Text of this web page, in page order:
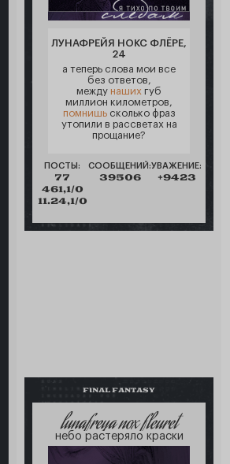
ЛУНАФРЕЙЯ НОКС ФЛЁРЕ,
24
а теперь слова мои все
без ответов,
между наших губ
миллион километров,
помнишьсколько фраз
утопили в рассветах на
прощание?
ПОСТЫ:
77
461,1/0
11.24,1/0
СООБЩЕНИЙ:
39506
УВАЖЕНИЕ:
+9423
FINAL FANTASY
lunafreya nox fleuret
небо растеряло краски